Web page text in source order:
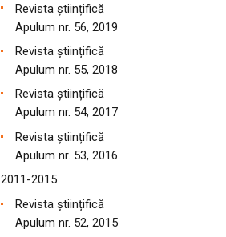
Revista științifică
Apulum nr. 56, 2019
Revista științifică
Apulum nr. 55, 2018
Revista științifică
Apulum nr. 54, 2017
Revista științifică
Apulum nr. 53, 2016
2011-2015
Revista științifică
Apulum nr. 52, 2015